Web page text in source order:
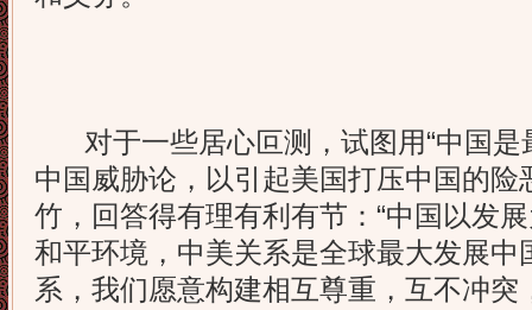
对于一些居心叵测，试图用“中国是
中国威胁论，以引起美国打压中国的
竹，回答得有理有利有节：“中国以发
和平环境，中美关系是全球最大发展中
系，我们愿意构建相互尊重，互不冲突